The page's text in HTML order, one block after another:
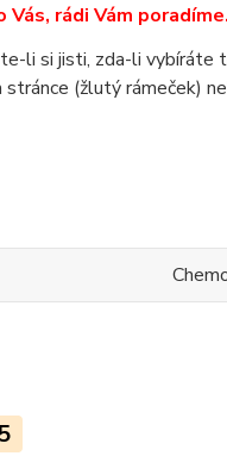
Vás, rádi Vám poradíme.
li si jisti, zda-li
(žlutý rámeček)